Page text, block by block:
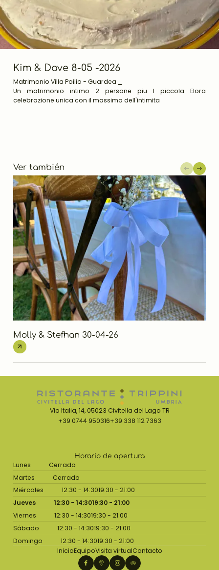
Kim & Dave 8-05 -2026
Matrimonio Villa Poilio - Guardea _
Un matrimonio intimo 2 persone piu l piccola Elora
celebrazione unica con il massimo dell'intimita
Ver también
Molly & Stefhan 30-04-26
Via Italia, 14, 05023 Civitella del Lago TR
+39 0744 950316+39 338 112 7363
Horario de apertura
Lunes
Cerrado
Martes
Cerrado
Miércoles
12:30 - 14:3019:30 - 21:00
Jueves
12:30 - 14:3019:30 - 21:00
Viernes
12:30 - 14:3019:30 - 21:00
Sábado
12:30 - 14:3019:30 - 21:00
Domingo
12:30 - 14:3019:30 - 21:00
InicioEquipoVisita virtualContacto